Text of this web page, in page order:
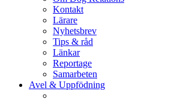
Kontakt
Lärare
Nyhetsbrev
Tips & råd
Länkar
Reportage
Samarbeten
Avel & Uppfödning